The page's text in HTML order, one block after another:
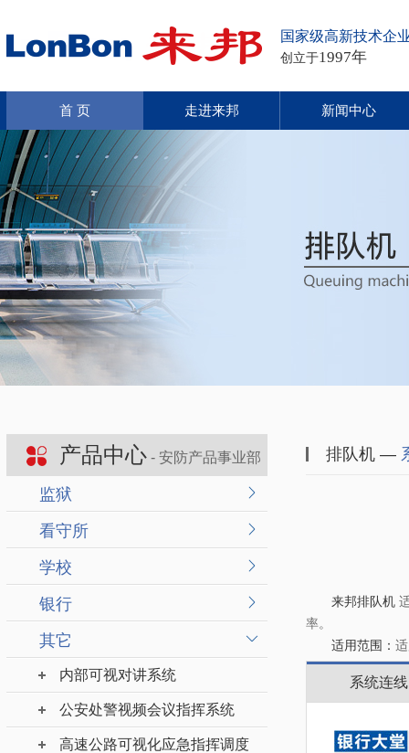
国家级高新技术企
创立于1997年
首 页 走进来邦 新闻中心
产品中心 - 安防产品事业部
监狱
看守所
学校
银行
其它
内部可视对讲系统
公安处警视频会议指挥系统
高速公路可视化应急指挥调度
排队机 —
来邦排队机
率。
适用范围：
系统连